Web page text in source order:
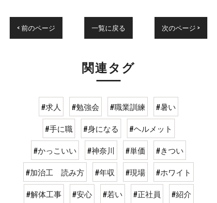
< 前のページ 一覧に戻る 次のページ >
関連タグ
#求人 #勉強会 #職業訓練
#暑い
#手に職
#身になる
#ヘルメット
#かっこいい
#神奈川 #単価
#きつい
#加治工 読み方
#年収 #現場
#ホワイト
#解体工事
#安心 #若い #正社員 #紹介